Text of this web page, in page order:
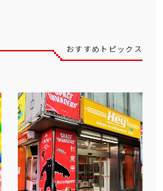
おすすめトピックス